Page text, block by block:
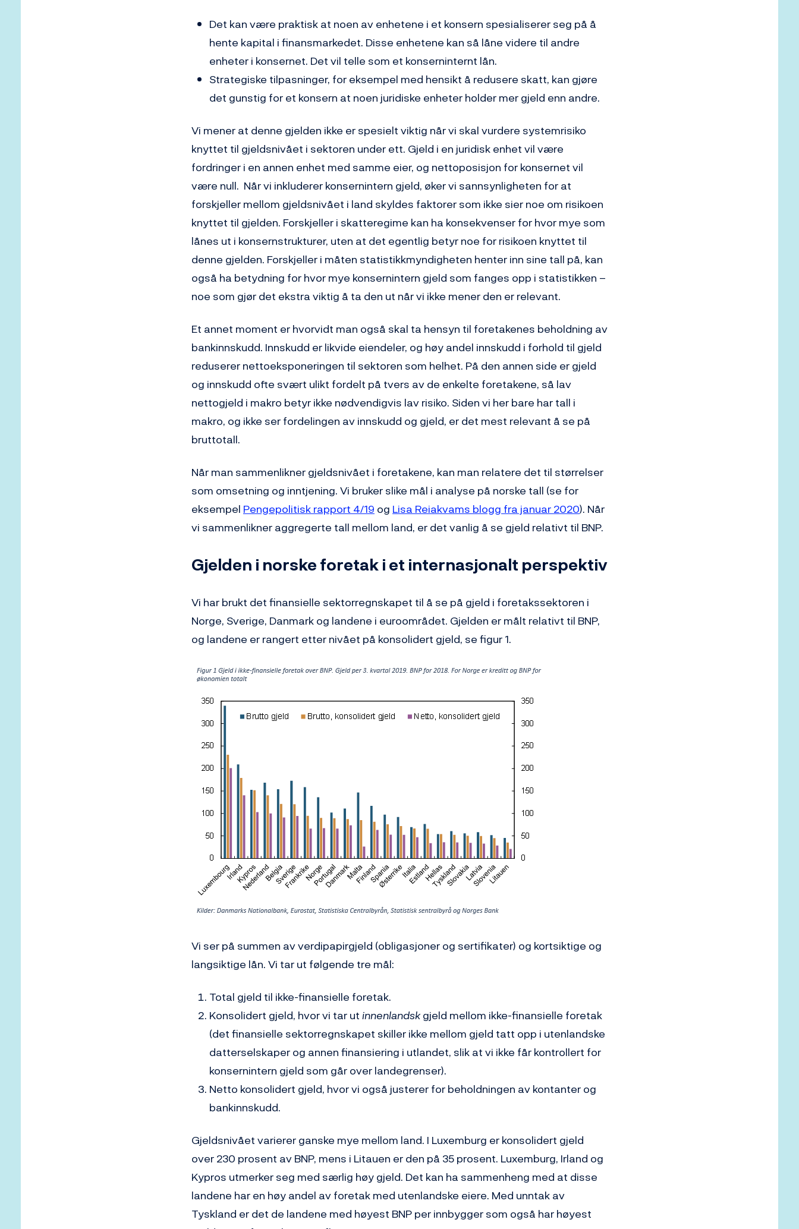
Det kan være praktisk at noen av enhetene i et konsern spesialiserer seg på å
hente kapital i finansmarkedet. Disse enhetene kan så låne videre til andre
enheter i konsernet. Det vil telle som et konserninternt lån.
Strategiske tilpasninger, for eksempel med hensikt å redusere skatt, kan gjøre
det gunstig for et konsern at noen juridiske enheter holder mer gjeld enn andre.
Vi mener at denne gjelden ikke er spesielt viktig når vi skal vurdere systemrisiko
knyttet til gjeldsnivået i sektoren under ett. Gjeld i en juridisk enhet vil være
fordringer i en annen enhet med samme eier, og nettoposisjon for konsernet vil
være null. Når vi inkluderer konsernintern gjeld, øker vi sannsynligheten for at
forskjeller mellom gjeldsnivået i land skyldes faktorer som ikke sier noe om risikoen
knyttet til gjelden. Forskjeller i skatteregime kan ha konsekvenser for hvor mye som
lånes ut i konsernstrukturer, uten at det egentlig betyr noe for risikoen knyttet til
denne gjelden. Forskjeller i måten statistikkmyndigheten henter inn sine tall på, kan
også ha betydning for hvor mye konsernintern gjeld som fanges opp i statistikken –
noe som gjør det ekstra viktig å ta den ut når vi ikke mener den er relevant.
Et annet moment er hvorvidt man også skal ta hensyn til foretakenes beholdning av
bankinnskudd. Innskudd er likvide eiendeler, og høy andel innskudd i forhold til gjeld
reduserer nettoeksponeringen til sektoren som helhet. På den annen side er gjeld
og innskudd ofte svært ulikt fordelt på tvers av de enkelte foretakene, så lav
nettogjeld i makro betyr ikke nødvendigvis lav risiko. Siden vi her bare har tall i
makro, og ikke ser fordelingen av innskudd og gjeld, er det mest relevant å se på
bruttotall.
Når man sammenlikner gjeldsnivået i foretakene, kan man relatere det til størrelser
som omsetning og inntjening. Vi bruker slike mål i analyse på norske tall (se for
eksempel Pengepolitisk rapport 4/19 og Lisa Reiakvams blogg fra januar 2020). Når
vi sammenlikner aggregerte tall mellom land, er det vanlig å se gjeld relativt til BNP.
Gjelden i norske foretak i et internasjonalt perspektiv
Vi har brukt det finansielle sektorregnskapet til å se på gjeld i foretakssektoren i
Norge, Sverige, Danmark og landene i euroområdet. Gjelden er målt relativt til BNP,
og landene er rangert etter nivået på konsolidert gjeld, se figur 1.
Vi ser på summen av verdipapirgjeld (obligasjoner og sertifikater) og kortsiktige og
langsiktige lån. Vi tar ut følgende tre mål:
Total gjeld til ikke-finansielle foretak.
Konsolidert gjeld, hvor vi tar utinnenlandskgjeld mellom ikke-finansielle foretak
(det finansielle sektorregnskapet skiller ikke mellom gjeld tatt opp i utenlandske
datterselskaper og annen finansiering i utlandet, slik at vi ikke får kontrollert for
konsernintern gjeld som går over landegrenser).
Netto konsolidert gjeld, hvor vi også justerer for beholdningen av kontanter og
bankinnskudd.
Gjeldsnivået varierer ganske mye mellom land. I Luxemburg er konsolidert gjeld
over 230 prosent av BNP, mens i Litauen er den på 35 prosent. Luxemburg, Irland og
Kypros utmerker seg med særlig høy gjeld. Det kan ha sammenheng med at disse
landene har en høy andel av foretak med utenlandske eiere. Med unntak av
Tyskland er det de landene med høyest BNP per innbygger som også har høyest